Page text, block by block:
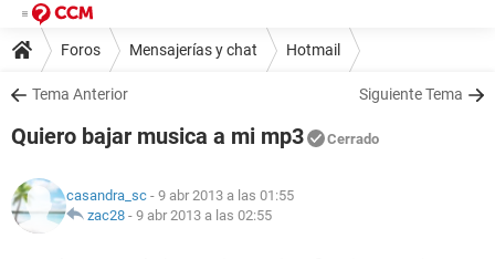
Foros Mensajerías y chat Hotmail
Tema Anterior Siguiente Tema
Quiero bajar musica a mi mp3 Cerrado
casandra_sc - 9 abr 2013 a las 01:55
zac28 - 9 abr 2013 a las 02:55